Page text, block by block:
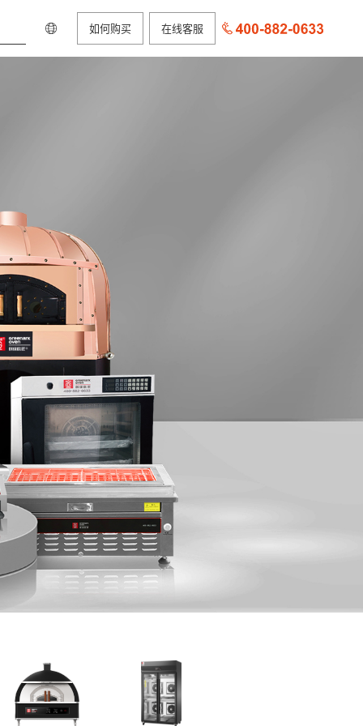
如何购买 在线客服